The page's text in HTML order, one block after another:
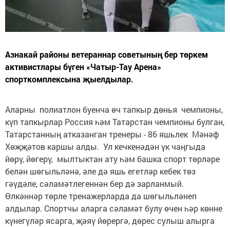
Азнакай районы ветераннар советының бер төркем
активистлары бүген «Чатыр-Тау Арена»
спорткомплексына җыелдылар.
Аларны полиатлон буенча өч тапкыр дөнья чемпионы,
күп тапкырлар Россия һәм Татарстан чемпионы булган,
Татарстанның атказанган тренеры - 86 яшьлек Мәнәф
Хөҗҗәтов каршы алды. Ул кечкенәдән үк чаңгыда
йөрү, йөгерү, мылтыктан ату һәм башка спорт төрләре
белән шөгыльләнә, әле дә яшь егетләр кебек төз
гәүдәле, сәламәтлегеннән бер дә зарланмый.
Өлкәннәр төрле тренажерларда да шөгыльләнеп
алдылар. Спортчы аларга сәламәт булу өчен һәр көнне
күнегүләр ясарга, җәяү йөрергә, дөрес сулыш алырга